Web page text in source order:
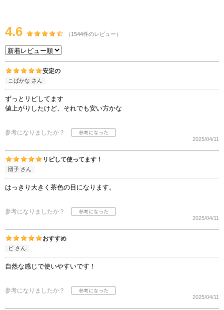
4.6 （1544件のレビュー）
安定の
こばかな さん
ずっとリピしてます
値上がりしたけど、それでも安い方かな
参考になりましたか？
2025/04/11
リピして使ってます！
団子 さん
はっきり大きく茶色の目になります。
参考になりましたか？
2025/04/11
おすすめ
ビ さん
自然な感じで使いやすいです！
参考になりましたか？
2025/04/11